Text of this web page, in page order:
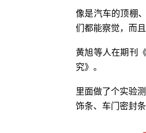
像是汽车的顶棚
们都能察觉，而
黄旭等人在期刊
究》。
里面做了个实验
饰条、车门密封